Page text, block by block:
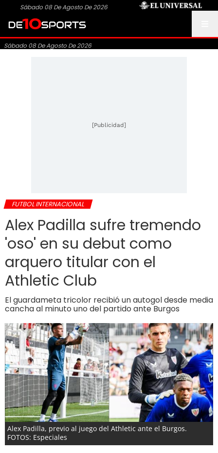
Sábado 08 De Agosto De 2026
Sábado 08 De Agosto De 2026
[Publicidad]
FUTBOL INTERNACIONAL
Alex Padilla sufre tremendo
'oso' en su debut como
arquero titular con el
Athletic Club
El guardameta tricolor recibió un autogol desde media
cancha al minuto uno del partido ante Burgos
Alex Padilla, previo al juego del Athletic ante el Burgos.
FOTOS: Especiales